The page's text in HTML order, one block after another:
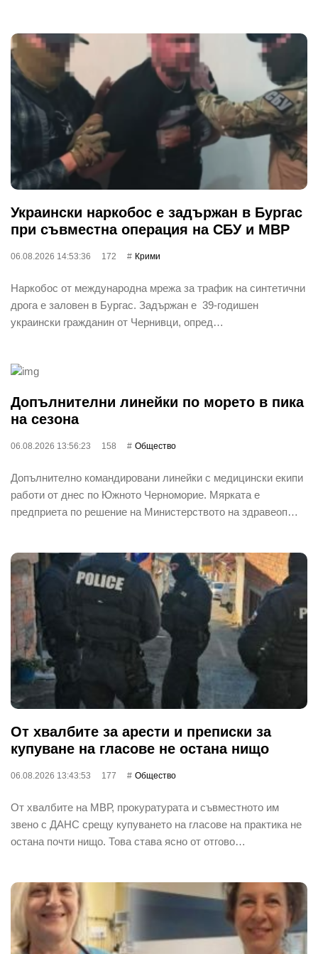
Украински наркобос е задържан в Бургас
при съвместна операция на СБУ и МВР
06.08.2026 14:53:36 172 Крими
Наркобос от международна мрежа за трафик на синтетични
дрога е заловен в Бургас. Задържан е 39-годишен
украински гражданин от Чернивци, опред…
Допълнителни линейки по морето в пика
на сезона
06.08.2026 13:56:23 158 Общество
Допълнително командировани линейки с медицински екипи
работи от днес по Южното Черноморие. Мярката е
предприета по решение на Министерството на здравеоп…
От хвалбите за арести и преписки за
купуване на гласове не остана нищо
06.08.2026 13:43:53 177 Общество
От хвалбите на МВР, прокуратурата и съвместното им
звено с ДАНС срещу купуването на гласове на практика не
остана почти нищо. Това става ясно от отгово…